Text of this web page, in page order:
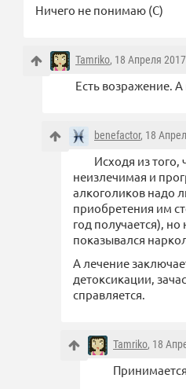
Ничего не понимаю (С)
Tamriko, 18 Апреля
Есть возражение.
benefactor, 18
Исходя из того,
неизлечимая и
алкоголиков надо
приобретения им
год получается),
показывался
А лечение
детоксикации,
справляется.
Tamriko, 18